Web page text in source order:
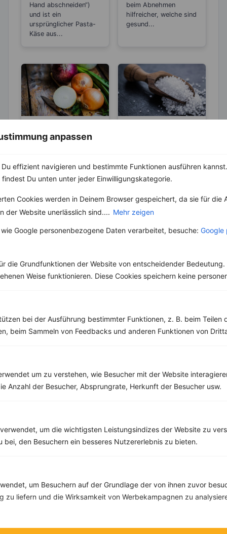
anpassen
effizient navigieren und bestimmte Funktionen ausführen
Du unten unter jeder Einwilligungskategorie.
Cookies werden in Deinem Browser gespeichert, da sie für die
der Website unerlässlich sind.... Mehr zeigen
Google personenbezogene Daten verarbeitet, besuche: Google
die Grundfunktionen der Website von entscheidender Bedeutung.
Weise funktionieren. Diese Cookies speichern keine
bei der Ausführung bestimmter Funktionen, z. B. beim Teilen
beim Sammeln von Feedbacks und anderen Funktionen von
um zu verstehen, wie Besucher mit der Website
Anzahl der Besucher, Absprungrate, Herkunft der Besucher usw.
um die wichtigsten Leistungsindizes der Website zu
bei, den Besuchern ein besseres Nutzererlebnis zu bieten.
um Besuchern auf der Grundlage der von ihnen zuvor
zu liefern und die Wirksamkeit von Werbekampagnen zu
Hand abschneiden“)
und ist ein
ursprünglicher Pasta-
Käse aus...
Schmand und
Co?
beim Abnehmen
hilfreicher, welche sind
gesund...
Antibiotikum und
„Wunder“-
Die Zwiebel ist eine
Pflanzenart und gehört
Schon seit mehr als...
Abnehmbremse
Salz ist ein
und aus unserer Küche
nicht mehr weg zu
Quinoasalat mit gebratener Zucchini und Granatapfelkernen
Kohlehydrate:44 g
Rezepte mit 500 bis 600 kcal
Rezepte
‹ ›
Kalorien:569 kcal
Kohlehydrate:61 g